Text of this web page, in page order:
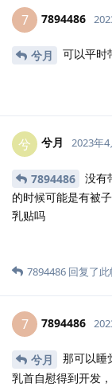
7 7894486
兮月 可以平时
兮 兮月 2023年4
7894486
没有
的时候可能是有被
乳贴吗
7894486 回复了
7 7894486
兮月
那可以睡
乳首自慰得到开发